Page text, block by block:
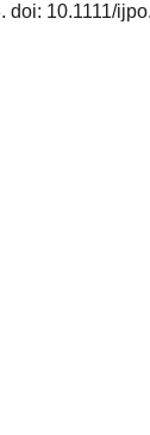
doi: 10.1111/